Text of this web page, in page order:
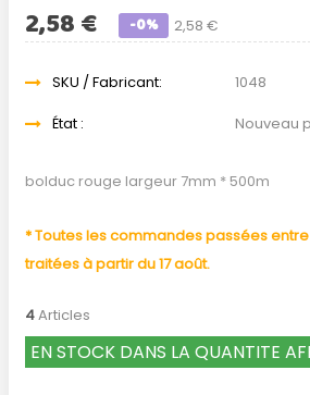
2,58 €
2,58 € -0%
SKU / Fabricant:
1048
État :
Nouveau
bolduc rouge largeur 7mm * 500m
* Toutes les commandes passées entre
traitées à partir du 17 août.
4Articles
EN STOCK DANS LA QUANTITE